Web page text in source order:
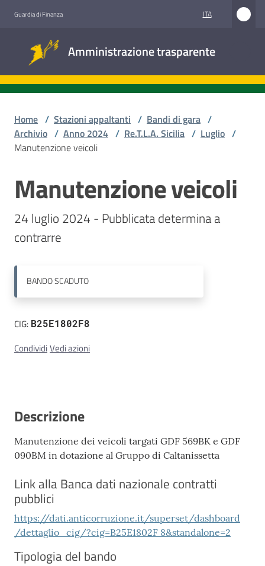
Guardia di Finanza ITA
Amministrazione trasparente
trasparente
Stazioni
appaltanti
Contatti
Home / Stazioni appaltanti / Bandi di gara /
Archivio / Anno 2024 / Re.T.L.A. Sicilia / Luglio /
Manutenzione veicoli
Salta al contenuto
Manutenzione veicoli
24 luglio 2024 - Pubblicata determina a
contrarre
BANDOSCADUTO
CIG: B25E1802F8
CondividiVedi azioni
Descrizione
Manutenzione dei veicoli targati GDF 569BK e GDF
090BM in dotazione al Gruppo di Caltanissetta
Link alla Banca dati nazionale contratti
pubblici
https://dati.anticorruzione.it/superset/dashboard
/dettaglio_cig/?cig=B25E1802F 8&standalone=2
Tipologia del bando